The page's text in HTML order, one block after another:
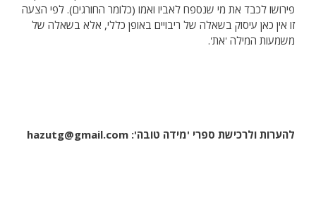
פירושו לכבד את מי שנספח לאביו ואמו (כלומר החורגים). לפי הצעה
זו אין כאן עיסוק בשאלה של ריבויים באופן כללי, אלא בשאלה של
משמעות המילה 'את'.
להערות ולרכישת ספרי 'מידה טובה': hazutg@gmail.com